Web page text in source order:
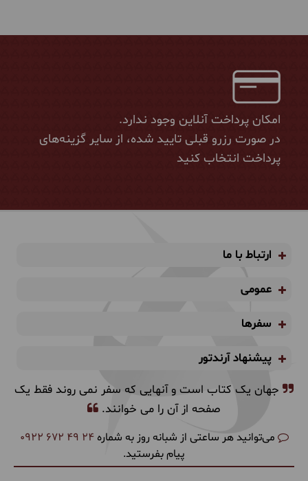
امکان پرداخت آنلاین وجود ندارد.
در صورت رزرو قبلی تایید شده، از سایر گزینه‌های
پرداخت انتخاب کنید
ارتباط با ما
عمومی
سفرها
پیشنهاد آرندتور
جهان یک کتاب است و آنهایی که سفر نمی روند فقط یک
صفحه از آن را می خوانند.
می‌توانید هر ساعتی از شبانه روز به شماره 0922 672 49 24
پیام بفرستید.